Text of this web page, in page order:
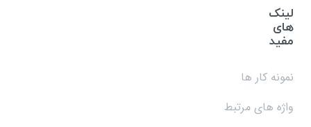
لینک
های
مفید
نمونه کار ها
واژه های مرتبط